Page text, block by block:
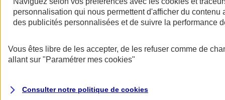
AXA Assurance
personnalisation qui nous permettent d'afficher du contenu
des publicités personnalisées et de suivre la performance
Vous êtes libre de les accepter, de les refuser comme de
allant sur "Paramétrer mes cookies"
Consulter notre politique de cookies